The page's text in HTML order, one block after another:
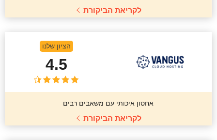
לקריאת הביקורת
הציון שלנו
4.5
אחסון איכותי עם משאבים רבים
לקריאת הביקורת